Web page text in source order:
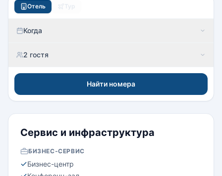
Отель Тур
Когда
2 гостя
Найти номера
Сервис и инфраструктура
БИЗНЕС-СЕРВИС
Бизнес-центр